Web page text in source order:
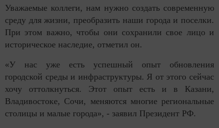
Уважаемые коллеги, нам нужно создать современную
среду для жизни, преобразить наши города и поселки.
При этом важно, чтобы они сохранили свое лицо и
историческое наследие, отметил он.
«У нас уже есть успешный опыт обновления
городской среды и инфраструктуры. Я от этого сейчас
хочу оттолкнуться. Этот опыт есть и в Казани,
Владивостоке, Сочи, меняются многие региональные
столицы и малые города», - заявил Президент РФ.